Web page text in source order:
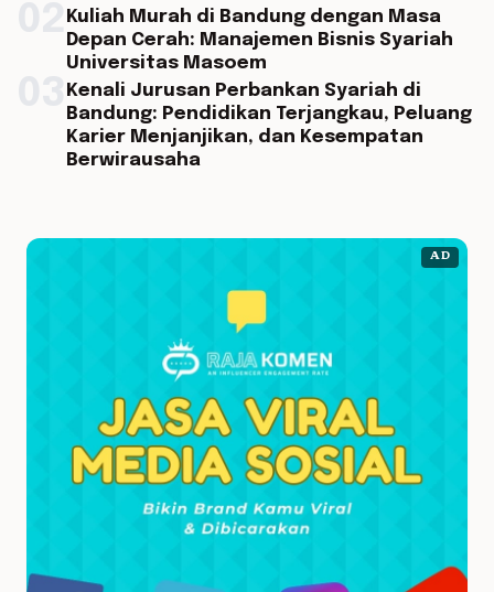
Kuliah Murah di Bandung dengan Masa
Depan Cerah: Manajemen Bisnis Syariah
Universitas Masoem
Kenali Jurusan Perbankan Syariah di
Bandung: Pendidikan Terjangkau, Peluang
Karier Menjanjikan, dan Kesempatan
Berwirausaha
AD